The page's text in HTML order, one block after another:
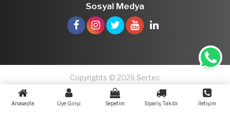
Sosyal Medya
Copyrights © 2026 Sertec
Anasayfa Üye Girişi Sepetim Sipariş Takibi İletişim